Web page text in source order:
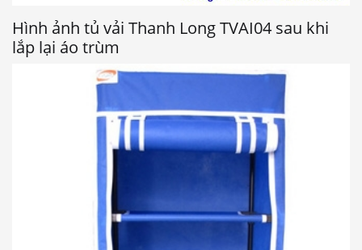
Hình ảnh tủ vải Thanh Long TVAI04 sau khi
lắp lại áo trùm